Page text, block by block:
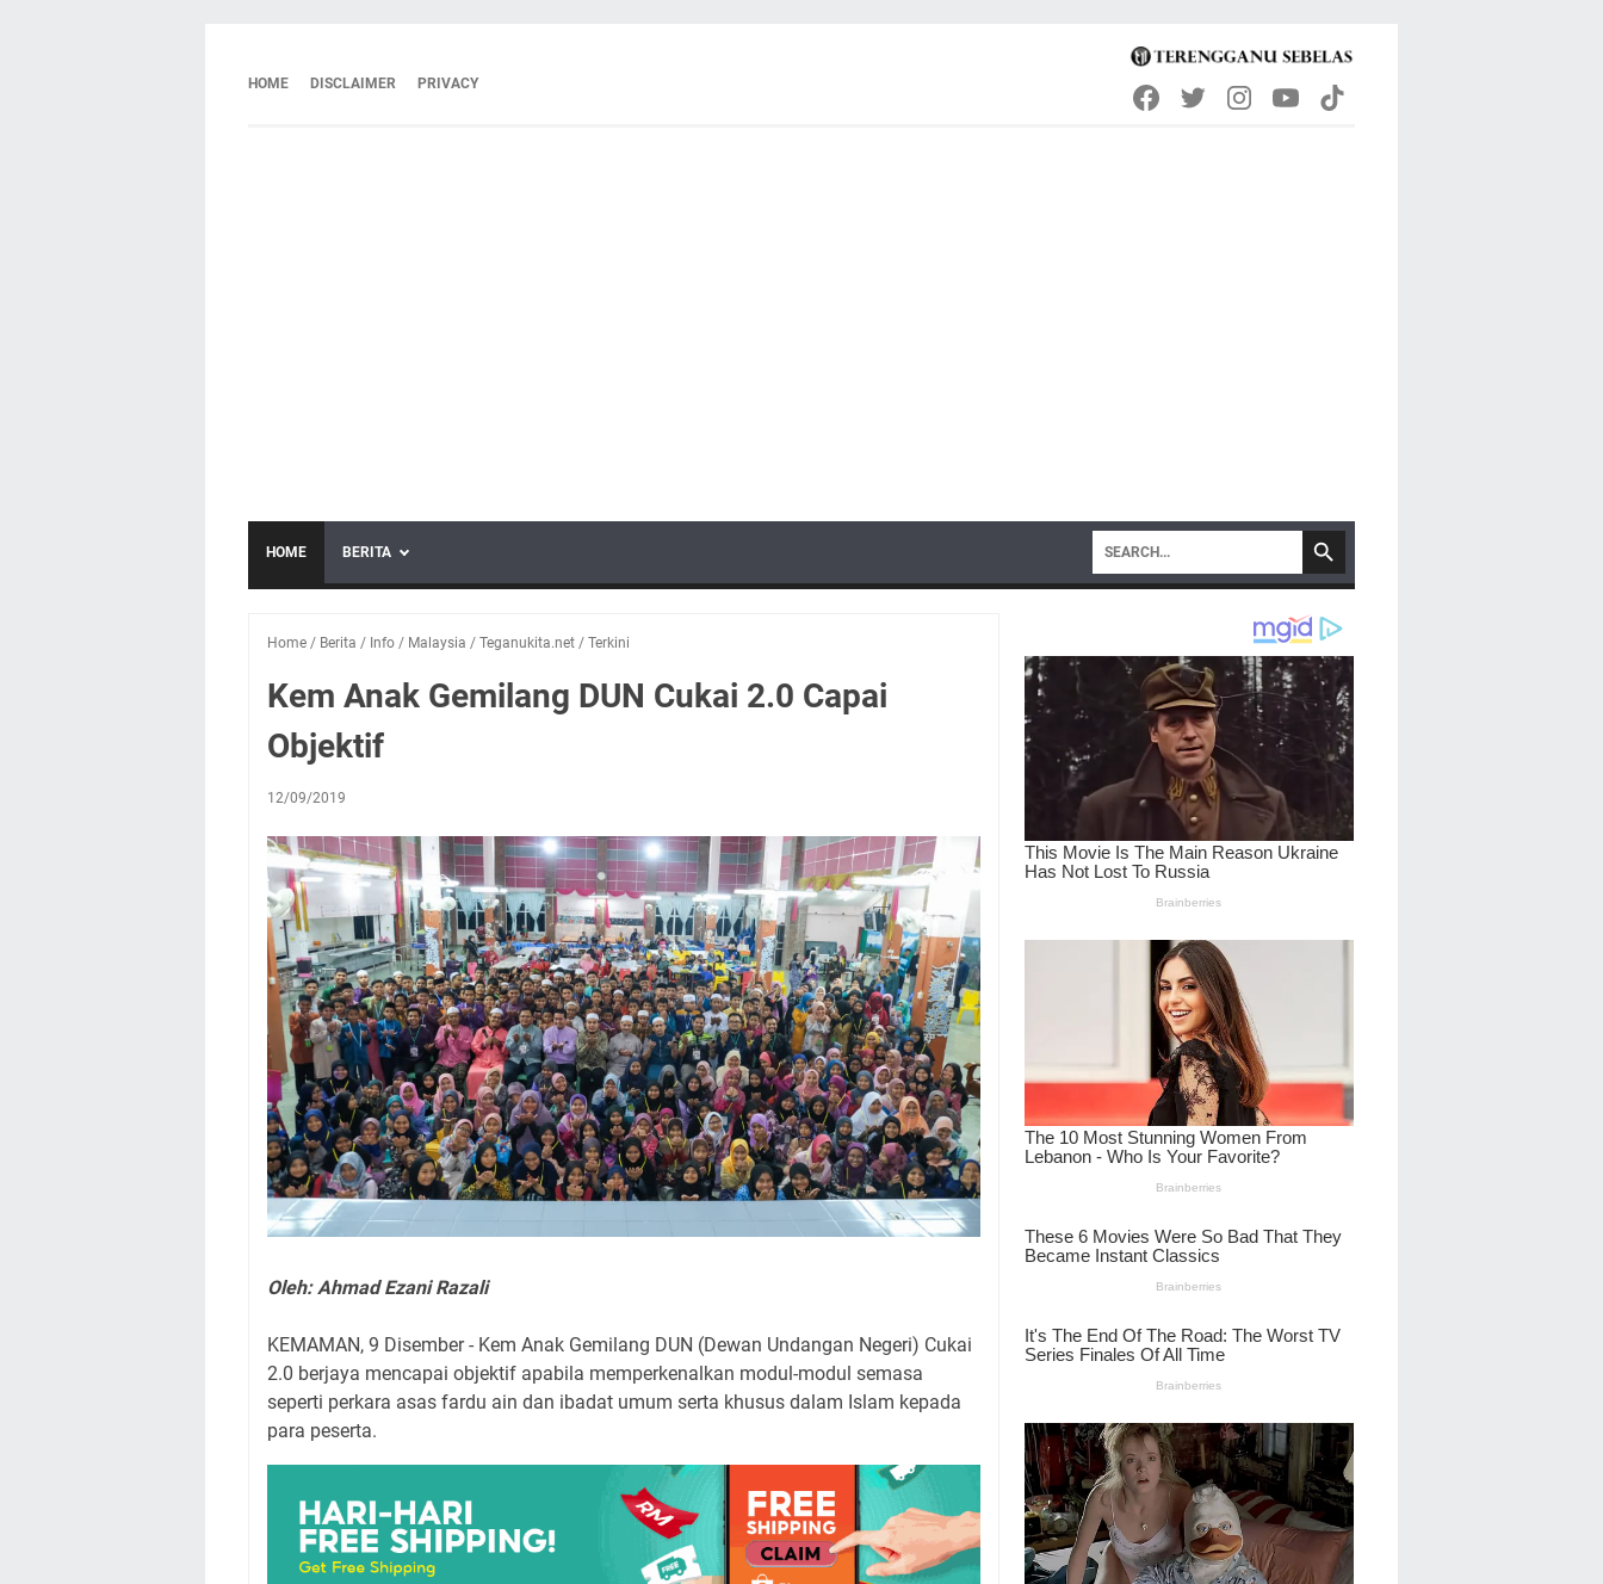
HOME DISCLAIMER PRIVACY
HOME BERITA
Home / Berita / Info / Malaysia / Teganukita.net / Terkini
Kem Anak Gemilang DUN Cukai 2.0 Capai
Objektif
12/09/2019
Oleh: Ahmad Ezani Razali
KEMAMAN, 9 Disember - Kem Anak Gemilang DUN (Dewan Undangan Negeri) Cukai
2.0 berjaya mencapai objektif apabila memperkenalkan modul-modul semasa
seperti perkara asas fardu ain dan ibadat umum serta khusus dalam Islam kepada
para peserta.